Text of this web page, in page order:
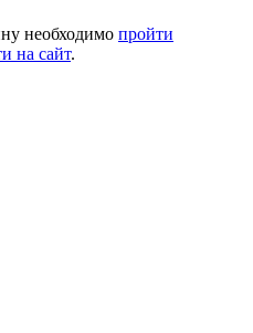
необходимо пройти
на сайт.